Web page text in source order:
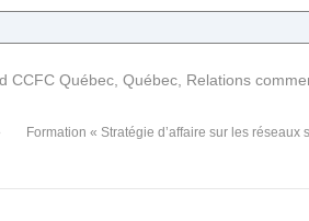
CCFC Québec Québec Relations
Formation « Stratégie d’affaire sur les réseaux